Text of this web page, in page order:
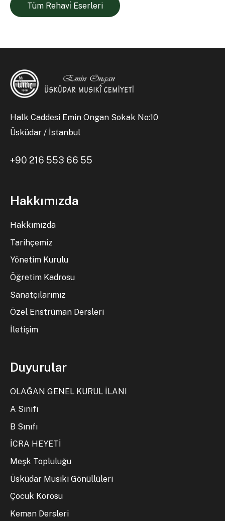
Tüm Rehavi̇ Eserleri
Halk Caddesi Emin Ongan Sokak No:10
Üsküdar / İstanbul
+90 216 553 66 55
Hakkımızda
Hakkımızda
Tarihçemiz
Yönetim Kurulu
Öğretim Kadrosu
Sanatçılarımız
Özel Enstrüman Dersleri
İletişim
Duyurular
OLAĞAN GENEL KURUL İLANI
A Sınıfı
B Sınıfı
İCRA HEYETİ
Meşk Topluluğu
Üsküdar Musiki Gönüllüleri
Çocuk Korosu
Keman Dersleri